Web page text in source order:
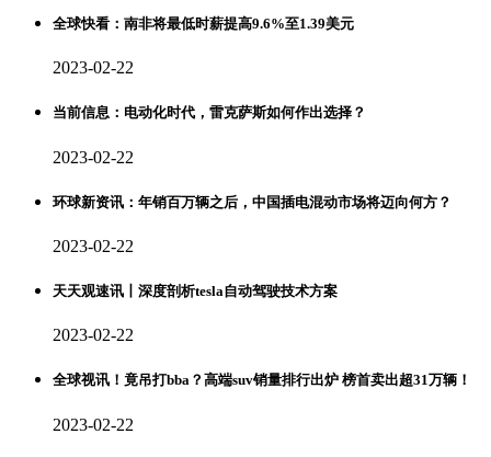
全球快看：南非将最低时薪提高9.6%至1.39美元
2023-02-22
当前信息：电动化时代，雷克萨斯如何作出选择？
2023-02-22
环球新资讯：年销百万辆之后，中国插电混动市场将迈向何方？
2023-02-22
天天观速讯丨深度剖析tesla自动驾驶技术方案
2023-02-22
全球视讯！竟吊打bba？高端suv销量排行出炉 榜首卖出超31万辆！
2023-02-22